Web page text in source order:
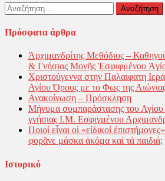
Αναζήτηση
για:
Πρόσφατα άρθρα
Ἀρχιμανδρίτης Μεθόδιος –
& Γνήσιας Μονῆς Ἐσφιφμένου
Χριστούγεννα στην Παλαιφατη
Αγίου Όρους με το Φως της
Ανακοίνωση – Πρόσκληση
Μήνυμα συμπαράστασης του
γνήσιας Ι.Μ. Εσφιγμένου
Ποιοί εἶναι οἱ «εἰδικοί
φορᾶνε μάσκα ἀκόμα καί τά παιδιά;
Ιστορικό